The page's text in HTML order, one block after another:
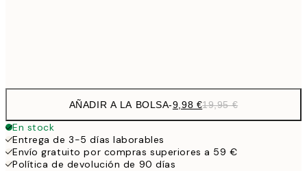
AÑADIR A LA BOLSA-9,98 €19,95 €
En stock
Entrega de 3-5 días laborables
Envío gratuito por compras superiores a 59 €
Política de devolución de 90 días